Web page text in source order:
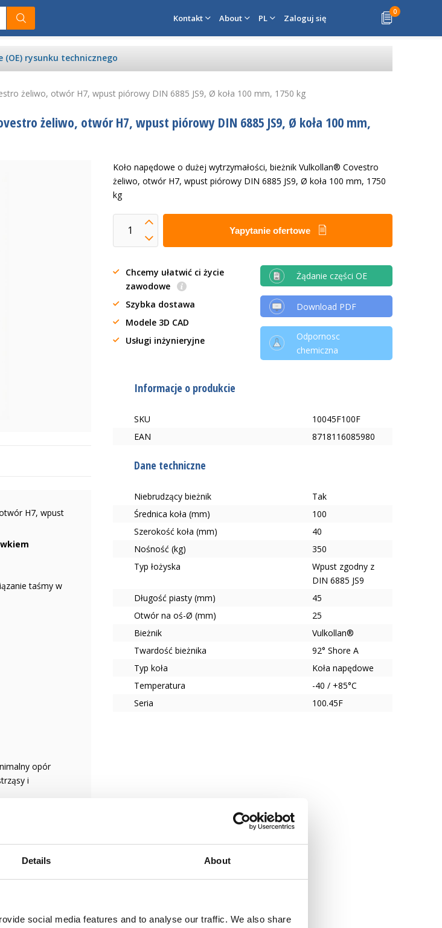
Details About
social media features and to analyse our traffic. We also share
Kontakt About PL Zaloguj się
0
(OE) rysunku technicznego
żeliwo, otwór H7, wpust piórowy DIN 6885 JS9, Ø koła 100 mm, 1750 kg
żeliwo, otwór H7, wpust piórowy DIN 6885 JS9, Ø koła 100 mm,
H7, wpust
taśmy w
opór
i
Koło napędowe o dużej wytrzymałości, bieżnik Vulkollan® Covestro
żeliwo, otwór H7, wpust piórowy DIN 6885 JS9, Ø koła 100 mm, 1750
kg
Yapytanie ofertowe
Chcemy ułatwić ci życie
zawodowe
Szybka dostawa
Modele 3D CAD
Usługi inżynieryjne
Żądanie części OE
Download PDF
Odpornosc
chemiczna
Informacje o produkcie
SKU
10045F100F
EAN
8718116085980
Dane techniczne
Niebrudzący bieżnik
Tak
Średnica koła (mm)
100
Szerokość koła (mm)
40
Nośność (kg)
350
Typ łożyska
Wpust zgodny z
DIN 6885 JS9
Długość piasty (mm)
45
Otwór na oś-Ø (mm)
25
Bieżnik
Vulkollan®
Twardość bieżnika
92° Shore A
Typ koła
Koła napędowe
Temperatura
-40 / +85°C
Seria
100.45F